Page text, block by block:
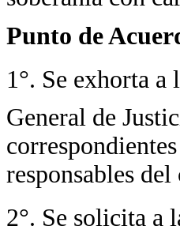
Punto de
1°. Se exhorta
General de
responsables
2°. Se solicita